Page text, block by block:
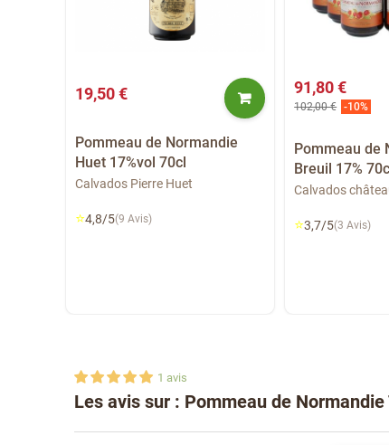
19,50 €
Pommeau de Normandie
Huet 17%vol 70cl
Calvados Pierre Huet
⭐4,8/5(9 Avis)
91,80 €
102,00 € -10%
Pommeau de
Breuil 17%
Calvados
⭐3,7/5(3 Avis)
Les avis sur : Pommeau de
1 avis